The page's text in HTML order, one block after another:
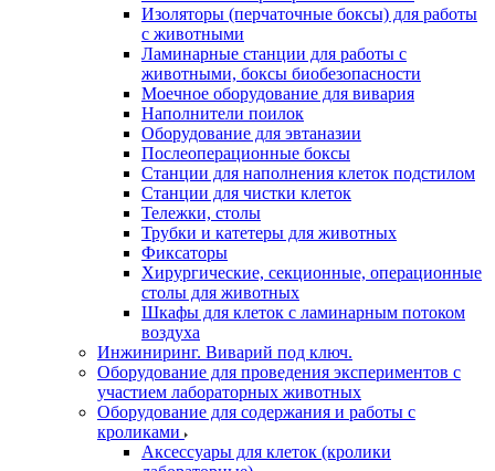
Изоляторы (перчаточные боксы) для работы
с животными
Ламинарные станции для работы с
животными, боксы биобезопасности
Моечное оборудование для вивария
Наполнители поилок
Оборудование для эвтаназии
Послеоперационные боксы
Станции для наполнения клеток подстилом
Станции для чистки клеток
Тележки, столы
Трубки и катетеры для животных
Фиксаторы
Хирургические, секционные, операционные
столы для животных
Шкафы для клеток с ламинарным потоком
воздуха
Инжиниринг. Виварий под ключ.
Оборудование для проведения экспериментов с
участием лабораторных животных
Оборудование для содержания и работы с
кроликами
Аксессуары для клеток (кролики